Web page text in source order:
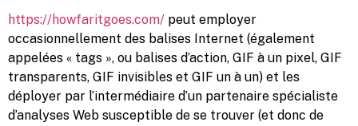
https://howfaritgoes.com/ peut employer
occasionnellement des balises Internet (également
appelées « tags », ou balises d’action, GIF à un pixel, GIF
transparents, GIF invisibles et GIF un à un) et les
déployer par l’intermédiaire d’un partenaire spécialiste
d’analyses Web susceptible de se trouver (et donc de